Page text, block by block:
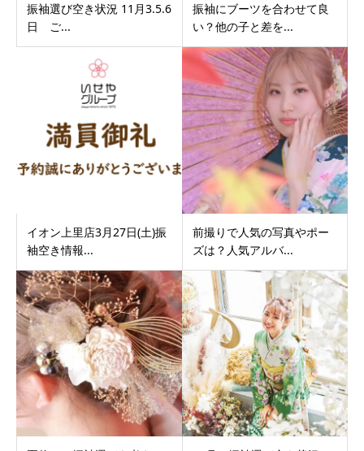
振袖選び空き状況 11月3.5.6
日 ご...
振袖にブーツを合わせて良
い？他の子と差を...
イオン上里店3月27日(土)振
袖空き情報...
前撮りで人気の写真やポー
ズは？人気アルバ...